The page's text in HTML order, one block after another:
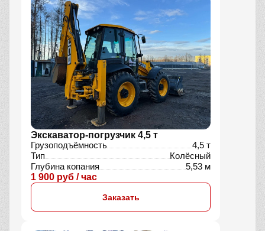
Экскаватор-погрузчик 4,5 т
Грузоподъёмность
4,5 т
Тип
Колёсный
Глубина копания
5,53 м
1 900 руб / час
Заказать